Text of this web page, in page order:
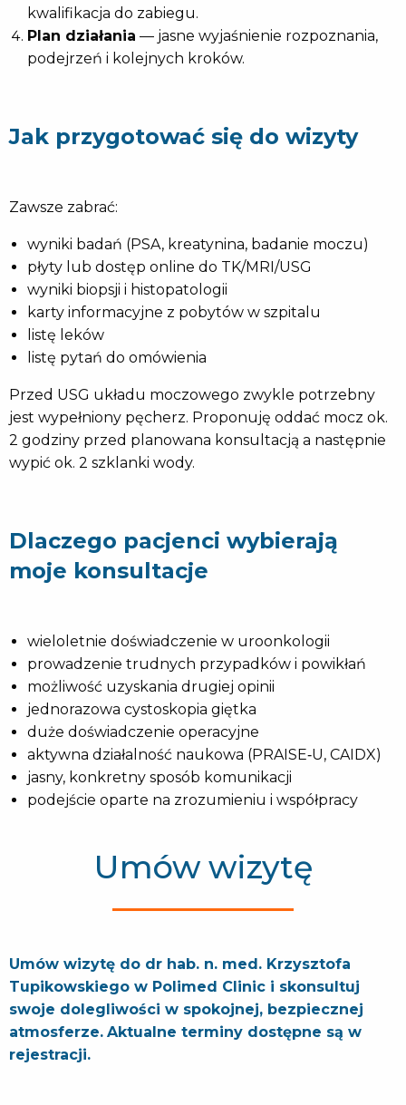
kwalifikacja do zabiegu.
Plan działania — jasne wyjaśnienie rozpoznania,
podejrzeń i kolejnych kroków.
Jak przygotować się do wizyty
Zawsze zabrać:
wyniki badań (PSA, kreatynina, badanie moczu)
płyty lub dostęp online do TK/MRI/USG
wyniki biopsji i histopatologii
karty informacyjne z pobytów w szpitalu
listę leków
listę pytań do omówienia
Przed USG układu moczowego zwykle potrzebny
jest wypełniony pęcherz. Proponuję oddać mocz ok.
2 godziny przed planowana konsultacją a następnie
wypić ok. 2 szklanki wody.
Dlaczego pacjenci wybierają
moje konsultacje
wieloletnie doświadczenie w uroonkologii
prowadzenie trudnych przypadków i powikłań
możliwość uzyskania drugiej opinii
jednorazowa cystoskopia giętka
duże doświadczenie operacyjne
aktywna działalność naukowa (PRAISE‑U, CAIDX)
jasny, konkretny sposób komunikacji
podejście oparte na zrozumieniu i współpracy
Umów wizytę
Umów wizytę do dr hab. n. med. Krzysztofa
Tupikowskiego w Polimed Clinic i skonsultuj
swoje dolegliwości w spokojnej, bezpiecznej
atmosferze. Aktualne terminy dostępne są w
rejestracji.